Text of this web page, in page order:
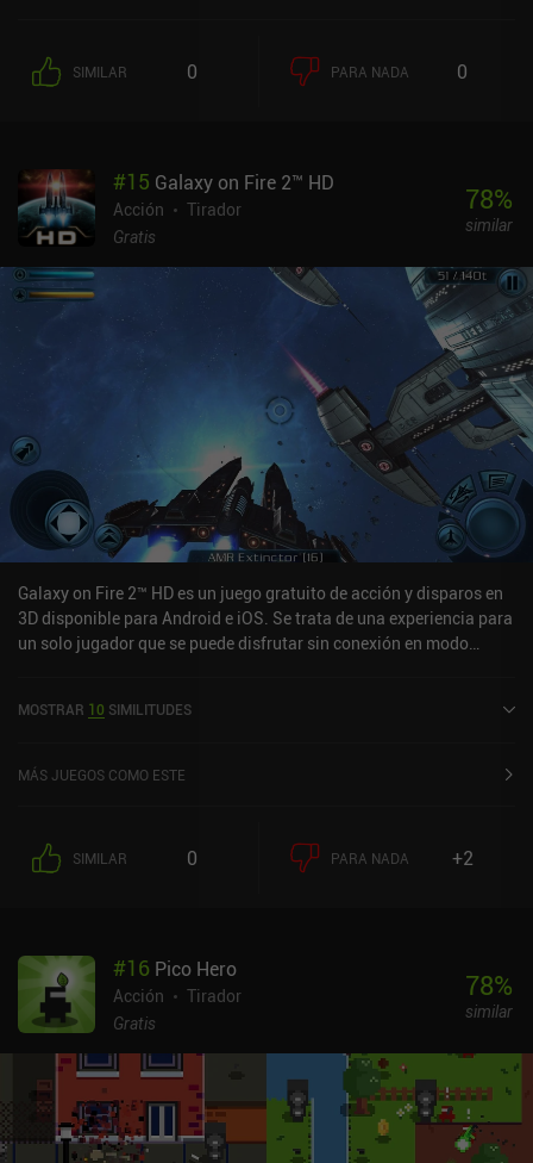
SIMILAR 0 PARA NADA 0
#15 Galaxy on Fire 2™ HD
Acción
Tirador
Gratis
78%
similar
Galaxy on Fire 2™ HD es un juego gratuito de acción y disparos en
3D disponible para Android e iOS. Se trata de una experiencia para
un solo jugador que se puede disfrutar sin conexión en modo
2013 y cuenta actualmente con una puntuación de 4,2 sobre 5,0 en
MOSTRAR 10 SIMILITUDES
MÁS JUEGOS COMO ESTE
SIMILAR 0 PARA NADA +2
#16 Pico Hero
Acción
Tirador
Gratis
78%
similar